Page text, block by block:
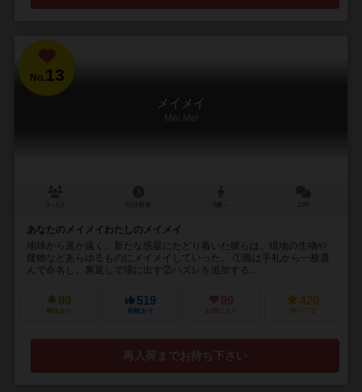
No.13
メイメイ
Mei Mei
あなたのメイメイわたしのメイメイ
地球から遥か遠く、新たな惑星にたどり着いた彼らは、現地の生物や
建物などあらゆるものにメイメイしていった。 ①親は手札から一枚選
んで命名し、裏返しで場に出す②ハズレを追加する...
89
興味あり
519
経験あり
99
お気に入り
420
持ってる
再入荷までお待ち下さい